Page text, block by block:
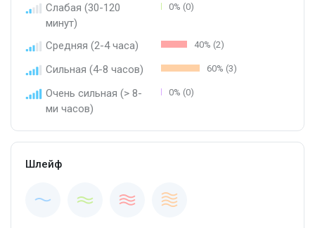
Слабая (30-120
минут)
0% (0)
Средняя (2-4 часа) 40% (2)
Сильная (4-8 часов) 60% (3)
Очень сильная (> 8-
ми часов)
0% (0)
Шлейф